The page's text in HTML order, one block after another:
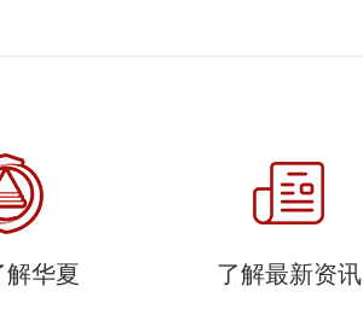
解华夏 了解最新资讯